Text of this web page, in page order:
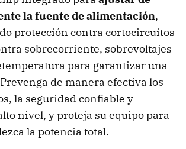
la fuente de alimentación,
protección contra cortocircuitos
sobrecorriente, sobrevoltajes
para garantizar una
de manera efectiva los
la seguridad confiable y
nivel, y proteja su equipo para
la potencia total.